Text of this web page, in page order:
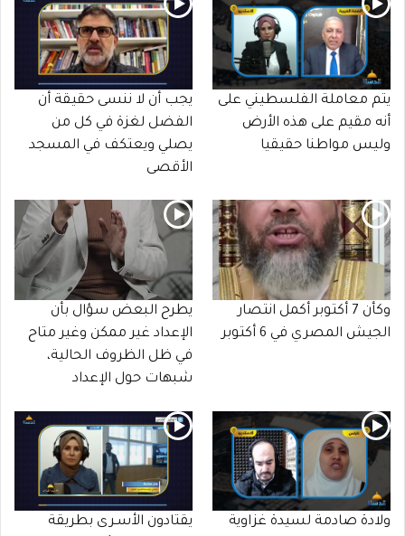
يتم معاملة الفلسطيني على
أنه مقيم على هذه الأرض
وليس مواطنا حقيقيا
يجب أن لا ننسى حقيقة أن
الفضل لغزة في كل من
يصلي ويعتكف في المسجد
الأقصى
وكأن 7 أكتوبر أكمل انتصار
الجيش المصري في 6 أكتوبر
يطرح البعض سؤال بأن
الإعداد غير ممكن وغير متاح
في ظل الظروف الحالية،
شبهات حول الإعداد
ولادة صادمة لسيدة غزاوية
يقتادون الأسـرى بطريقة